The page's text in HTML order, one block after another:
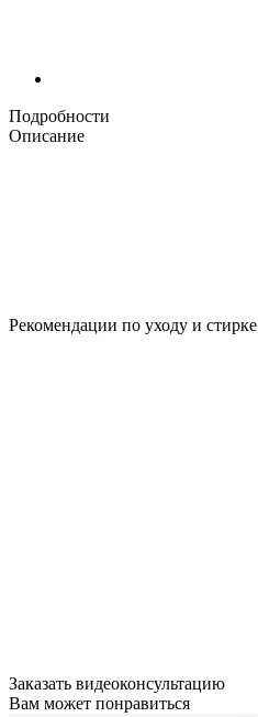
Подробности
Описание
Рекомендации по уходу и стирке
Заказать видеоконсультацию
Вам может понравиться